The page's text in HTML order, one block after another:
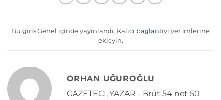
Bu giriş Genel içinde yayınlandı. Kalıcı bağlantıyı yer imlerine
ekleyin.
ORHAN UĞUROĞLU
GAZETECİ, YAZAR - Brüt 54 net 50